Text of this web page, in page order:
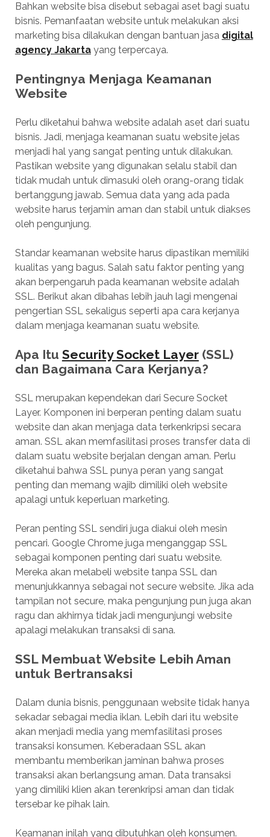
Bahkan website bisa disebut sebagai aset bagi suatu
bisnis. Pemanfaatan website untuk melakukan aksi
marketing bisa dilakukan dengan bantuan jasa digital
agency Jakartayang terpercaya.
Pentingnya Menjaga Keamanan
Website
Perlu diketahui bahwa website adalah aset dari suatu
bisnis. Jadi, menjaga keamanan suatu website jelas
menjadi hal yang sangat penting untuk dilakukan.
Pastikan website yang digunakan selalu stabil dan
tidak mudah untuk dimasuki oleh orang-orang tidak
bertanggung jawab. Semua data yang ada pada
website harus terjamin aman dan stabil untuk diakses
oleh pengunjung.
Standar keamanan website harus dipastikan memiliki
kualitas yang bagus. Salah satu faktor penting yang
akan berpengaruh pada keamanan website adalah
SSL. Berikut akan dibahas lebih jauh lagi mengenai
pengertian SSL sekaligus seperti apa cara kerjanya
dalam menjaga keamanan suatu website.
Apa Itu Security Socket Layer(SSL)
dan Bagaimana Cara Kerjanya?
SSL merupakan kependekan dari Secure Socket
Layer. Komponen ini berperan penting dalam suatu
website dan akan menjaga data terkenkripsi secara
aman. SSL akan memfasilitasi proses transfer data di
dalam suatu website berjalan dengan aman. Perlu
diketahui bahwa SSL punya peran yang sangat
penting dan memang wajib dimiliki oleh website
apalagi untuk keperluan marketing.
Peran penting SSL sendiri juga diakui oleh mesin
pencari. Google Chrome juga menganggap SSL
sebagai komponen penting dari suatu website.
Mereka akan melabeli website tanpa SSL dan
menunjukkannya sebagai not secure website. Jika ada
tampilan not secure, maka pengunjung pun juga akan
ragu dan akhirnya tidak jadi mengunjungi website
apalagi melakukan transaksi di sana.
SSL Membuat Website Lebih Aman
untuk Bertransaksi
Dalam dunia bisnis, penggunaan website tidak hanya
sekadar sebagai media iklan. Lebih dari itu website
akan menjadi media yang memfasilitasi proses
transaksi konsumen. Keberadaan SSL akan
membantu memberikan jaminan bahwa proses
transaksi akan berlangsung aman. Data transaksi
yang dimiliki klien akan terenkripsi aman dan tidak
tersebar ke pihak lain.
Keamanan inilah yang dibutuhkan oleh konsumen.